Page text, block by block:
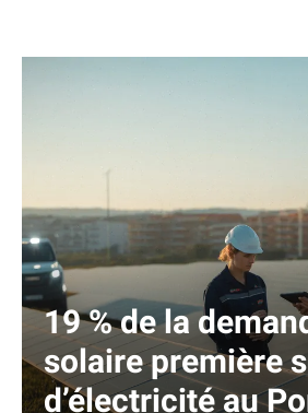
19 % de la
solaire première
d’électricité au